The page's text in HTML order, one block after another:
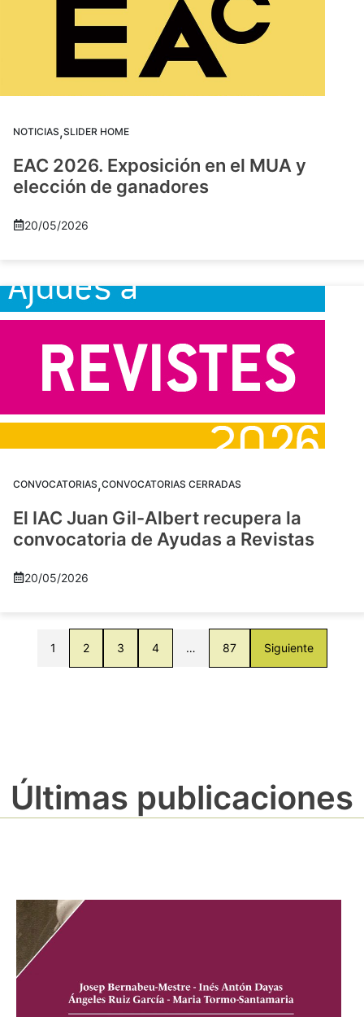
NOTICIAS,SLIDER HOME
EAC 2026. Exposición en el MUA y
elección de ganadores
20/05/2026
CONVOCATORIAS,CONVOCATORIAS CERRADAS
El IAC Juan Gil-Albert recupera la
convocatoria de Ayudas a Revistas
20/05/2026
1 2 3 4 … 87 Siguiente
Últimas publicaciones